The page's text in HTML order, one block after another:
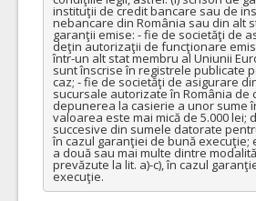
COD CPV: 33111710-1 Accesorii pentru
VALOAREA ESTIMATA FARA
TVA:
2.090,00 - 20.900,00 Leu
13. Materiale embolizare Anevrisme de
COD CPV: 33111710-1 Accesorii pentru
VALOAREA ESTIMATA FARA
instituţii de credit bancare sau de
nebancare din România sau din alt
garanţii emise: - fie de societăţi de
deţin autorizaţii de funcţionare
într-un alt stat membru al Uniunii
sunt înscrise în registrele publicate
caz; - fie de societăţi de asigurare
sucursale autorizate în România de
depunerea la casierie a unor sume
valoarea este mai mică de 5.000 lei;
succesive din sumele datorate
în cazul garanţiei de bună execuţie;
a două sau mai multe dintre
prevăzute la lit. a)-c), în cazul
execuţie.